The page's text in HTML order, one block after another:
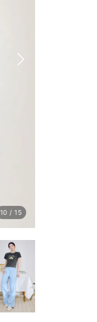
10 / 15